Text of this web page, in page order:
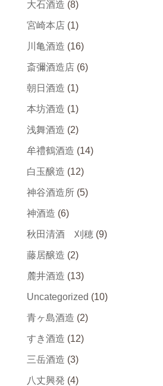
大石酒造 (8)
宮崎本店 (1)
川亀酒造 (16)
斎彌酒造店 (6)
朝日酒造 (1)
本坊酒造 (1)
浅舞酒造 (2)
牟禮鶴酒造 (14)
白玉醸造 (12)
神谷酒造所 (5)
神酒造 (6)
秋田清酒 刈穂 (9)
藤居醸造 (2)
麓井酒造 (13)
Uncategorized (10)
青ヶ島酒造 (2)
すき酒造 (12)
三岳酒造 (3)
八丈興発 (4)